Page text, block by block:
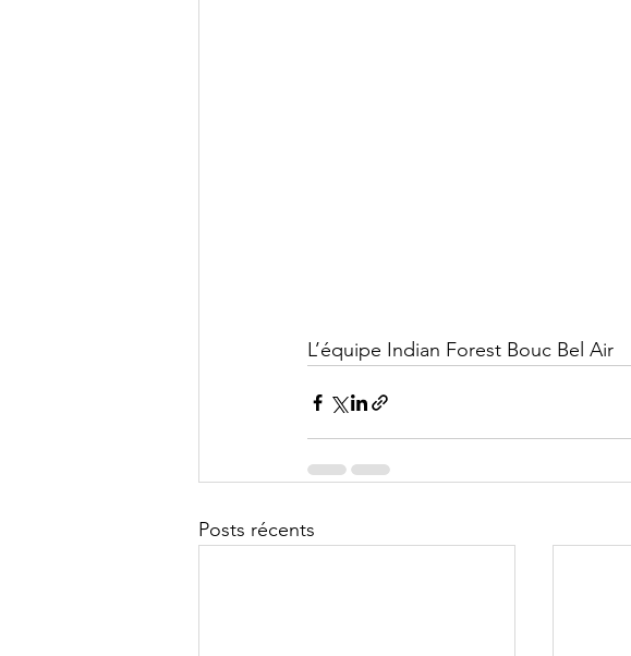
L’équipe Indian Forest Bouc Bel Air
Posts récents